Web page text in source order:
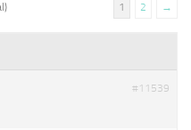
1 2 →
#11539